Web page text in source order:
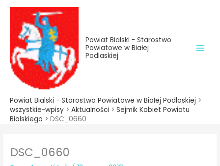
treści
Przejdź
treści
Powiat Bialski - Starostwo
Powiatowe w Białej
Podlaskiej
Powiat Bialski - Starostwo Powiatowe w Białej Podlaskiej >
wszystkie-wpisy > Aktualności > Sejmik Kobiet Powiatu
Bialskiego > DSC_0660
DSC_0660